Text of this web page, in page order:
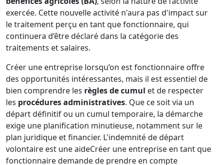
exercée. Cette nouvelle activité n'aura pas d'impact sur
le traitement perçu en tant que fonctionnaire, qui
continuera d’être déclaré dans la catégorie des
traitements et salaires.
Créer une entreprise lorsqu’on est fonctionnaire offre
des opportunités intéressantes, mais il est essentiel de
bien comprendre les règles de cumul et de respecter
les procédures administratives. Que ce soit via un
départ définitif ou un cumul temporaire, la démarche
exige une planification minutieuse, notamment sur le
plan juridique et financier. L'indemnité de départ
volontaire est une aideCréer une entreprise en tant que
fonctionnaire demande de prendre en compte